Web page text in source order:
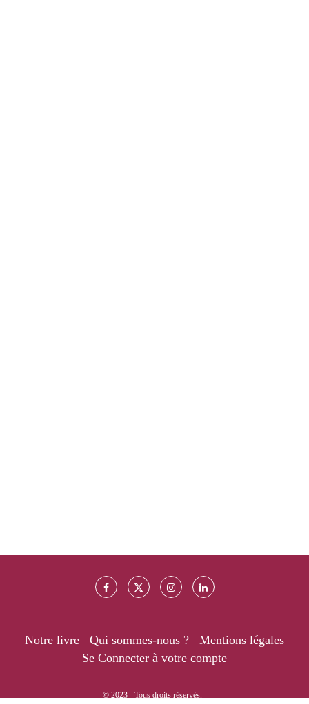
Notre livre Qui sommes-nous ?
Mentions légales
Se Connecter à votre compte
© 2023 - Tous droits réservés. -